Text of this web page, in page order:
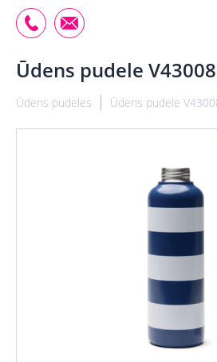
Ūdens pudele V43008
Ūdens pudeles Ūdens pudele